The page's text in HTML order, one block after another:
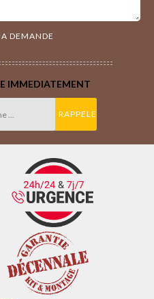
IMMEDIATEMENT